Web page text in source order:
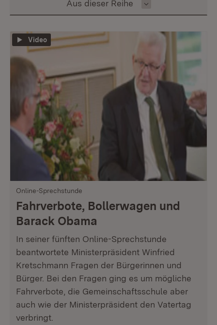
Inhalt auswählen
Aus dieser Reihe
Video
Online-Sprechstunde
Fahrverbote, Bollerwagen und
Barack Obama
In seiner fünften Online-Sprechstunde
beantwortete Ministerpräsident Winfried
Kretschmann Fragen der Bürgerinnen und
Bürger. Bei den Fragen ging es um mögliche
Fahrverbote, die Gemeinschaftsschule aber
auch wie der Ministerpräsident den Vatertag
verbringt.